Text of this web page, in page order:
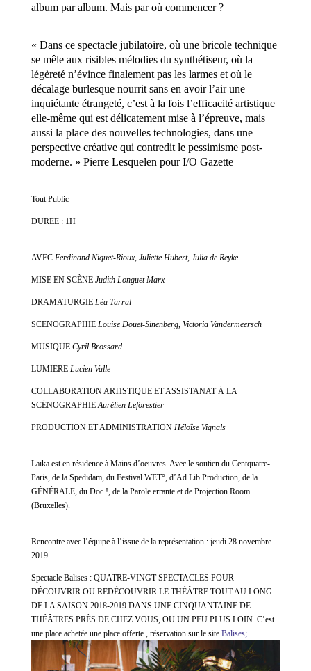
album par album. Mais par où commencer ?
« Dans ce spectacle jubilatoire, où une bricole technique
se mêle aux risibles mélodies du synthétiseur, où la
légèreté n’évince finalement pas les larmes et où le
décalage burlesque nourrit sans en avoir l’air une
inquiétante étrangeté, c’est à la fois l’efficacité artistique
elle-même qui est délicatement mise à l’épreuve, mais
aussi la place des nouvelles technologies, dans une
perspective créative qui contredit le pessimisme post-
moderne. » Pierre Lesquelen pour I/O Gazette
Tout Public
DUREE : 1H
AVEC Ferdinand Niquet-Rioux, Juliette Hubert, Julia de Reyke
MISE EN SCÈNEJudith Longuet Marx
DRAMATURGIE Léa Tarral
SCENOGRAPHIE Louise Douet-Sinenberg, Victoria Vandermeersch
MUSIQUE Cyril Brossard
LUMIERE Lucien Valle
COLLABORATION ARTISTIQUE ET ASSISTANAT À LA
SCÉNOGRAPHIEAurélien Leforestier
PRODUCTION ET ADMINISTRATION Héloïse Vignals
Laïka est en résidence à Mains d’oeuvres. Avec le soutien du Centquatre-
Paris, de la Spedidam, du Festival WET°, d’Ad Lib Production, de la
GÉNÉRALE, du Doc !, de la Parole errante et de Projection Room
(Bruxelles).
Rencontre avec l’équipe à l’issue de la représentation : jeudi 28 novembre
2019
Spectacle Balises : QUATRE-VINGT SPECTACLES POUR
DÉCOUVRIR OU REDÉCOUVRIR LE THÉÂTRE TOUT AU LONG
DE LA SAISON 2018-2019 DANS UNE CINQUANTAINE DE
THÉÂTRES PRÈS DE CHEZ VOUS, OU UN PEU PLUS LOIN. C’est
une place achetée une place offerte , réservation sur le site Balises;